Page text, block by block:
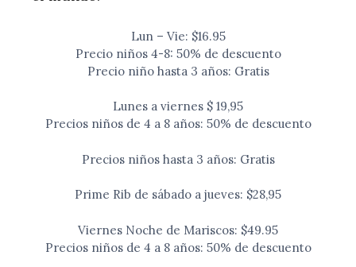
Lun – Vie: $16.95
Precio niños 4-8: 50% de descuento
Precio niño hasta 3 años: Gratis
Lunes a viernes $ 19,95
Precios niños de 4 a 8 años: 50% de descuento
Precios niños hasta 3 años: Gratis
Prime Rib de sábado a jueves: $28,95
Viernes Noche de Mariscos: $49.95
Precios niños de 4 a 8 años: 50% de descuento